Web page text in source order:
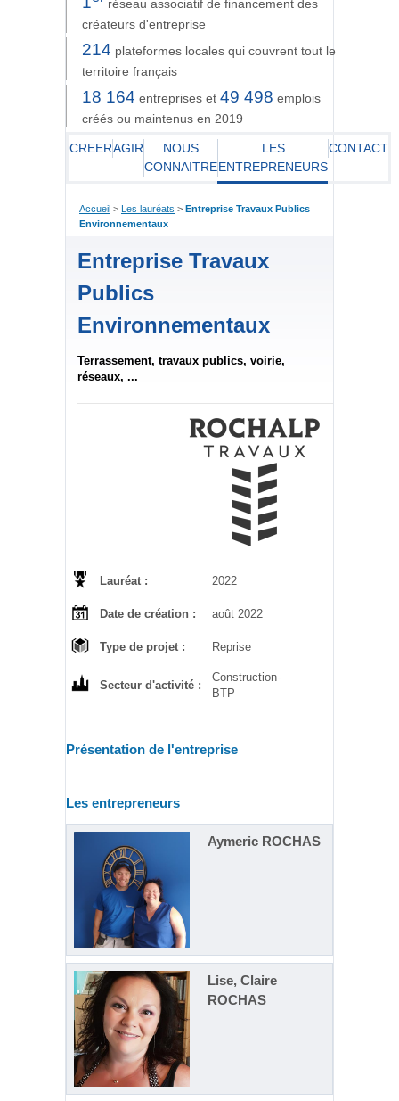
réseau associatif de financement des
créateurs d'entreprise
214 plateformes locales qui couvrent tout le
territoire français
18 164 entreprises et 49 498 emplois
créés ou maintenus en 2019
CREERAGIR
NOUS
CONNAITRE
LES
ENTREPRENEURS
CONTACT
Accueil > Les lauréats > Entreprise Travaux Publics
Environnementaux
Entreprise Travaux
Publics
Environnementaux
Terrassement, travaux publics, voirie,
réseaux, ...
Lauréat : 2022
Date de création : août 2022
Type de projet : Reprise
Secteur d'activité :
Construction-
BTP
Présentation de l'entreprise
Les entrepreneurs
Aymeric ROCHAS
Lise, Claire
ROCHAS